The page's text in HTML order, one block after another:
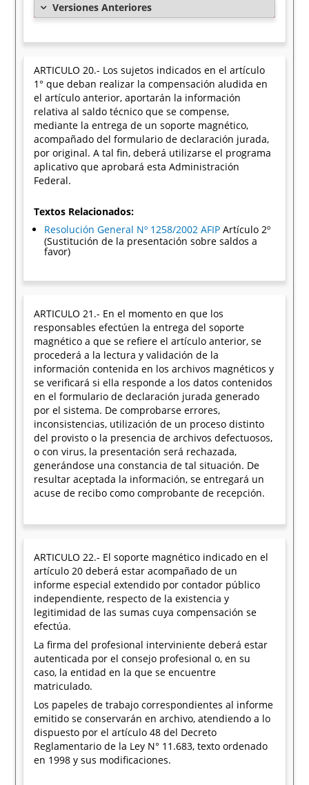
Versiones Anteriores
ARTICULO 20.- Los sujetos indicados en el artículo
1° que deban realizar la compensación aludida en
el artículo anterior, aportarán la información
relativa al saldo técnico que se compense,
mediante la entrega de un soporte magnético,
acompañado del formulario de declaración jurada,
por original. A tal fin, deberá utilizarse el programa
aplicativo que aprobará esta Administración
Federal.
Textos Relacionados:
Resolución General Nº 1258/2002 AFIP Artículo 2º
(Sustitución de la presentación sobre saldos a
favor)
ARTICULO 21.- En el momento en que los
responsables efectúen la entrega del soporte
magnético a que se refiere el artículo anterior, se
procederá a la lectura y validación de la
información contenida en los archivos magnéticos y
se verificará si ella responde a los datos contenidos
en el formulario de declaración jurada generado
por el sistema. De comprobarse errores,
inconsistencias, utilización de un proceso distinto
del provisto o la presencia de archivos defectuosos,
o con virus, la presentación será rechazada,
generándose una constancia de tal situación. De
resultar aceptada la información, se entregará un
acuse de recibo como comprobante de recepción.
ARTICULO 22.- El soporte magnético indicado en el
artículo 20 deberá estar acompañado de un
informe especial extendido por contador público
independiente, respecto de la existencia y
legitimidad de las sumas cuya compensación se
efectúa.
La firma del profesional interviniente deberá estar
autenticada por el consejo profesional o, en su
caso, la entidad en la que se encuentre
matriculado.
Los papeles de trabajo correspondientes al informe
emitido se conservarán en archivo, atendiendo a lo
dispuesto por el artículo 48 del Decreto
Reglamentario de la Ley N° 11.683, texto ordenado
en 1998 y sus modificaciones.